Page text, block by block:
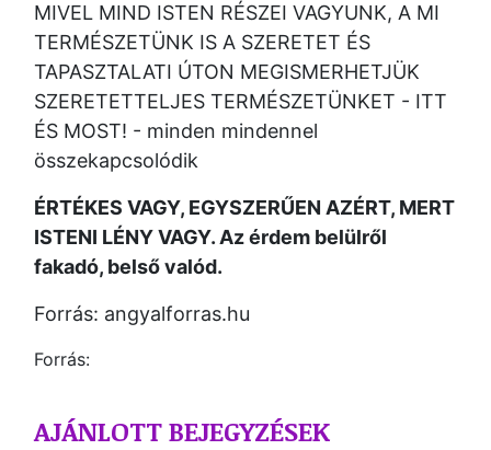
MIVEL MIND ISTEN RÉSZEI VAGYUNK, A MI
TERMÉSZETÜNK IS A SZERETET ÉS
TAPASZTALATI ÚTON MEGISMERHETJÜK
SZERETETTELJES TERMÉSZETÜNKET - ITT
ÉS MOST! - minden mindennel
összekapcsolódik
ÉRTÉKES VAGY, EGYSZERŰEN AZÉRT, MERT
ISTENI LÉNY VAGY. Az érdem belülről
fakadó, belső valód.
Forrás: angyalforras.hu
Forrás:
AJÁNLOTT BEJEGYZÉSEK